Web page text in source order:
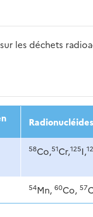
les déchets
2020
Radionucléides
58Co,51Cr,125I,
54Mn, 60Co, 57